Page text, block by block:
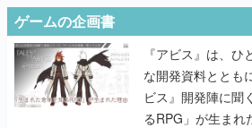
ゲームの企画書
『アビス』は、
な開発資料ととも
ビス』開発陣に聞
るRPG」が生まれ